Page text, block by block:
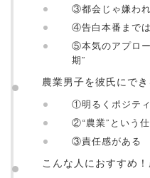
③都会じゃ嫌わ
④告白本番まで
⑤本気のアプロ
期”
農業男子を彼氏にで
①明るくポジテ
②“農業”という
③責任感がある
こんな人におすすめ